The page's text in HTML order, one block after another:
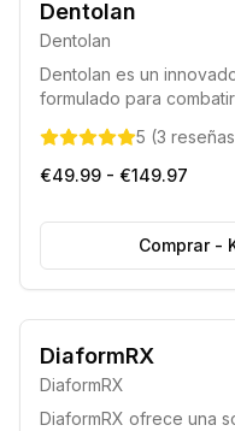
Dentolan
Dentolan
Dentolan es un
formulado para
mejorar la digestión,
el bienestar intestinal,
5 (3 reseñas
€49.99 - €149.97
Comprar-
Ahora disponible sin
DiaformRX
DiaformRX
DiaformRX ofrece una